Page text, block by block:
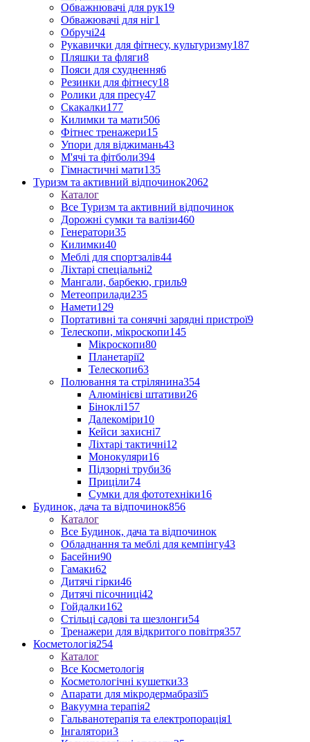
Обважнювачі для рук19
Обважювачі для ніг1
Обручі24
Рукавички для фітнесу, культуризму187
Пляшки та фляги8
Пояси для схуднення6
Резинки для фітнесу18
Ролики для пресу47
Скакалки177
Килимки та мати506
Фітнес тренажери15
Упори для віджимань43
М'ячі та фітболи394
Гімнастичні мати135
Туризм та активний відпочинок2062
Каталог
Все Туризм та активний відпочинок
Дорожні сумки та валізи460
Генератори35
Килимки40
Меблі для спортзалів44
Ліхтарі спеціальні2
Мангали, барбекю, гриль9
Метеоприлади235
Намети129
Портативні та сонячні зарядні пристрої9
Телескопи, мікроскопи145
Мікроскопи80
Планетарії2
Телескопи63
Полювання та стрілянина354
Алюмінієві штативи26
Біноклі157
Далекоміри10
Кейси захисні7
Ліхтарі тактичні12
Монокуляри16
Підзорні труби36
Приціли74
Сумки для фототехніки16
Будинок, дача та відпочинок856
Каталог
Все Будинок, дача та відпочинок
Обладнання та меблі для кемпінгу43
Басейни90
Гамаки62
Дитячі гірки46
Дитячі пісочниці42
Гойдалки162
Стільці садові та шезлонги54
Тренажери для відкритого повітря357
Косметологія254
Каталог
Все Косметологія
Косметологічні кушетки33
Апарати для мікродермабразії5
Вакуумна терапія2
Гальванотерапія та електропорація1
Інгалятори3